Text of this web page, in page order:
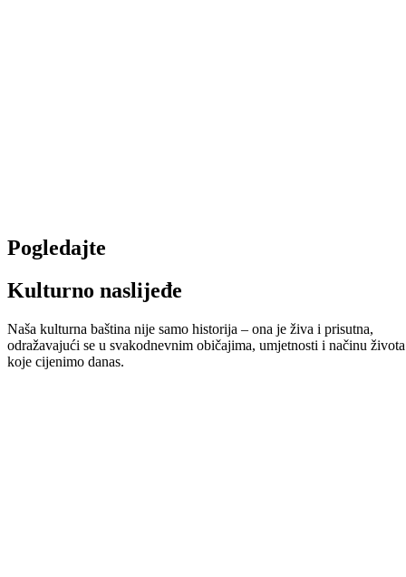
Pogledajte
Kulturno naslijeđe
Naša kulturna baština nije samo historija – ona je živa i prisutna,
odražavajući se u svakodnevnim običajima, umjetnosti i načinu života
koje cijenimo danas.